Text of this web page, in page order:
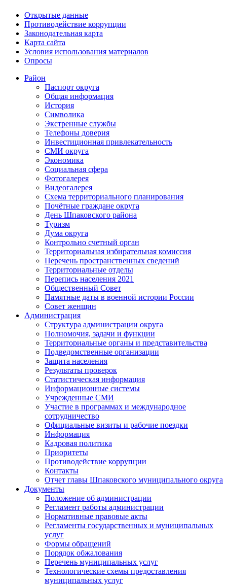
Открытые данные
Противодействие коррупции
Законодательная карта
Карта сайта
Условия использования материалов
Опросы
Район
Паспорт округа
Общая информация
История
Символика
Экстренные службы
Телефоны доверия
Инвестиционная привлекательность
СМИ округа
Экономика
Социальная сфера
Фотогалерея
Видеогалерея
Схема территориального планирования
Почётные граждане округа
День Шпаковского района
Туризм
Дума округа
Контрольно счетный орган
Территориальная избирательная комиссия
Перечень пространственных сведений
Территориальные отделы
Перепись населения 2021
Общественный Совет
Памятные даты в военной истории России
Совет женщин
Администрация
Структура администрации округа
Полномочия, задачи и функции
Территориальные органы и представительства
Подведомственные организации
Защита населения
Результаты проверок
Статистическая информация
Информационные системы
Учрежденные СМИ
Участие в программах и международное
сотрудничество
Официальные визиты и рабочие поездки
Информация
Кадровая политика
Приоритеты
Противодействие коррупции
Контакты
Отчет главы Шпаковского муниципального округа
Документы
Положение об администрации
Регламент работы администрации
Нормативные правовые акты
Регламенты государственных и муниципальных
услуг
Формы обращений
Порядок обжалования
Перечень муниципальных услуг
Технологические схемы предоставления
муниципальных услуг